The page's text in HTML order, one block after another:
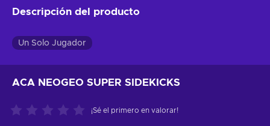
Descripción del producto
Un Solo Jugador
ACA NEOGEO SUPER SIDEKICKS
¡Sé el primero en valorar!